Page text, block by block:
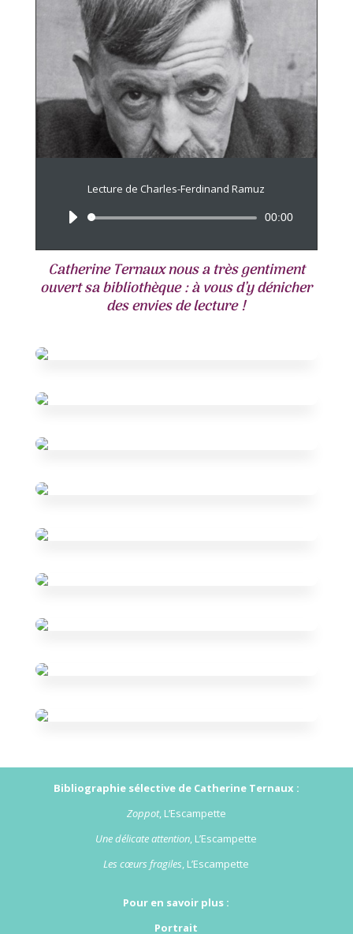
Lecture de Charles-Ferdinand Ramuz
Lecteur
00:00
Catherine Ternaux nous a très gentiment
ouvert sa bibliothèque : à vous d’y dénicher
des envies de lecture !
Bibliographie sélective de Catherine Ternaux :
Zoppot, L’Escampette
Une délicate attention, L’Escampette
Les cœurs fragiles, L’Escampette
Pour en savoir plus :
Portrait